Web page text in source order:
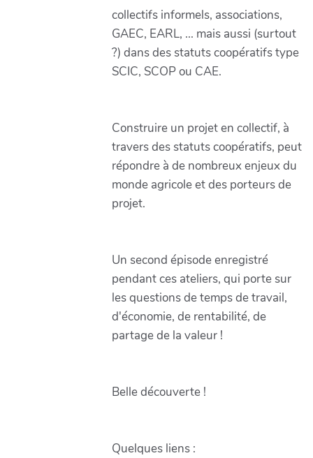
collectifs informels, associations,
GAEC, EARL, ... mais aussi (surtout
?) dans des statuts coopératifs type
SCIC, SCOP ou CAE.
Construire un projet en collectif, à
travers des statuts coopératifs, peut
répondre à de nombreux enjeux du
monde agricole et des porteurs de
projet.
Un second épisode enregistré
pendant ces ateliers, qui porte sur
les questions de temps de travail,
d'économie, de rentabilité, de
partage de la valeur !
Belle découverte !
Quelques liens :